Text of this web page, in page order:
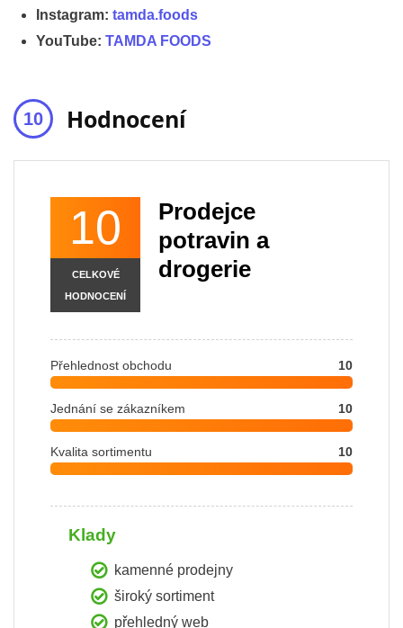
Instagram: tamda.foods
YouTube: TAMDA FOODS
Hodnocení
10
CELKOVÉ
HODNOCENÍ
Prodejce
potravin a
drogerie
Přehlednost obchodu 10
Jednání se zákazníkem 10
Kvalita sortimentu 10
Klady
kamenné prodejny
široký sortiment
přehledný web